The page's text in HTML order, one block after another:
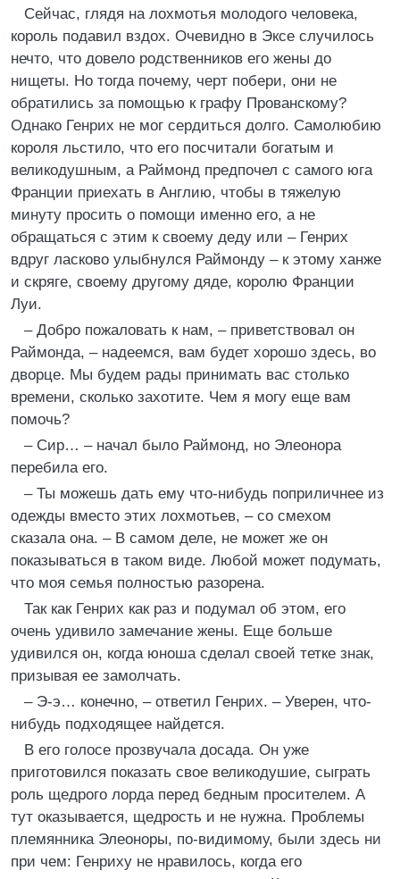
Сейчас, глядя на лохмотья молодого человека,
король подавил вздох. Очевидно в Эксе случилось
нечто, что довело родственников его жены до
нищеты. Но тогда почему, черт побери, они не
обратились за помощью к графу Прованскому?
Однако Генрих не мог сердиться долго. Самолюбию
короля льстило, что его посчитали богатым и
великодушным, а Раймонд предпочел с самого юга
Франции приехать в Англию, чтобы в тяжелую
минуту просить о помощи именно его, а не
обращаться с этим к своему деду или – Генрих
вдруг ласково улыбнулся Раймонду – к этому ханже
и скряге, своему другому дяде, королю Франции
Луи.
– Добро пожаловать к нам, – приветствовал он
Раймонда, – надеемся, вам будет хорошо здесь, во
дворце. Мы будем рады принимать вас столько
времени, сколько захотите. Чем я могу еще вам
помочь?
– Сир… – начал было Раймонд, но Элеонора
перебила его.
– Ты можешь дать ему что-нибудь поприличнее из
одежды вместо этих лохмотьев, – со смехом
сказала она. – В самом деле, не может же он
показываться в таком виде. Любой может подумать,
что моя семья полностью разорена.
Так как Генрих как раз и подумал об этом, его
очень удивило замечание жены. Еще больше
удивился он, когда юноша сделал своей тетке знак,
призывая ее замолчать.
– Э-э… конечно, – ответил Генрих. – Уверен, что-
нибудь подходящее найдется.
В его голосе прозвучала досада. Он уже
приготовился показать свое великодушие, сыграть
роль щедрого лорда перед бедным просителем. А
тут оказывается, щедрость и не нужна. Проблемы
племянника Элеоноры, по-видимому, были здесь ни
при чем: Генриху не нравилось, когда его